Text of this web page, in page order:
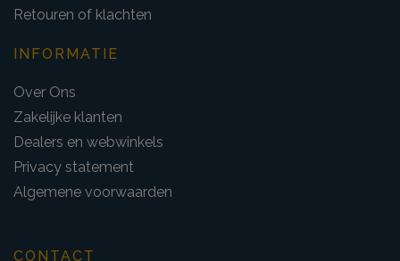
Retouren of klachten
INFORMATIE
Over Ons
Zakelijke klanten
Dealers en webwinkels
Privacy statement
Algemene voorwaarden
CONTACT